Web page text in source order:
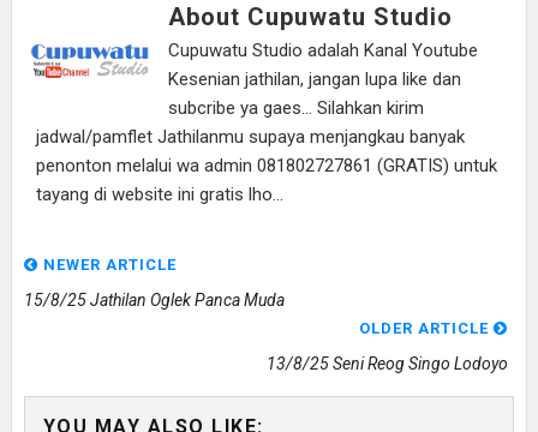
About Cupuwatu Studio
Cupuwatu Studio adalah Kanal Youtube
Kesenian jathilan, jangan lupa like dan
subcribe ya gaes... Silahkan kirim
jadwal/pamflet Jathilanmu supaya menjangkau banyak
penonton melalui wa admin 081802727861 (GRATIS) untuk
tayang di website ini gratis lho...
NEWER ARTICLE
15/8/25 Jathilan Oglek Panca Muda
OLDER ARTICLE
13/8/25 Seni Reog Singo Lodoyo
YOU MAY ALSO LIKE: